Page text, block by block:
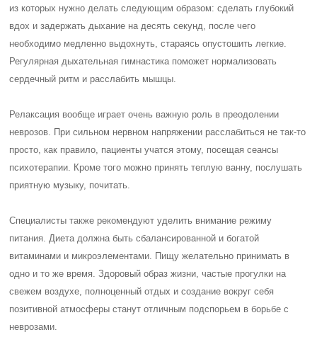
из которых нужно делать следующим образом: сделать глубокий
вдох и задержать дыхание на десять секунд, после чего
необходимо медленно выдохнуть, стараясь опустошить легкие.
Регулярная дыхательная гимнастика поможет нормализовать
сердечный ритм и расслабить мышцы.
Релаксация вообще играет очень важную роль в преодолении
неврозов. При сильном нервном напряжении расслабиться не так-то
просто, как правило, пациенты учатся этому, посещая сеансы
психотерапии. Кроме того можно принять теплую ванну, послушать
приятную музыку, почитать.
Специалисты также рекомендуют уделить внимание режиму
питания. Диета должна быть сбалансированной и богатой
витаминами и микроэлементами. Пищу желательно принимать в
одно и то же время. Здоровый образ жизни, частые прогулки на
свежем воздухе, полноценный отдых и создание вокруг себя
позитивной атмосферы станут отличным подспорьем в борьбе с
неврозами.